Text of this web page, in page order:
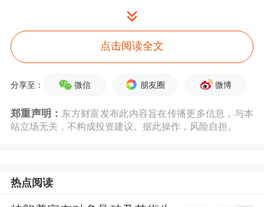
相关收入实现三位数的同比增长。
爱奇艺
收入为人民币72亿元，同比减少
值得注意的是，截至2025年3月31日，
包括爱奇艺后的自由现金流为负人民币
点击阅读全文
分享至： 微信 朋友圈 微博
郑重声明： 东方财富发布此内容旨在传播更多信息，与本
站立场无关，不构成投资建议。据此操作，风险自担。
热点阅读